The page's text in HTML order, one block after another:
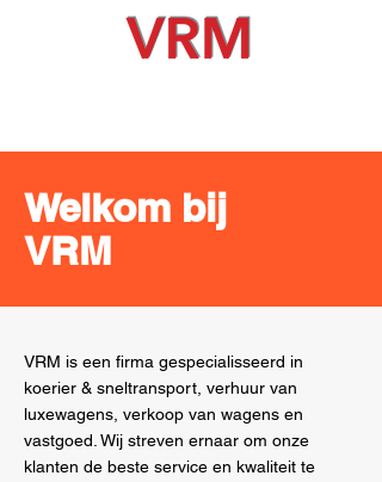
Welkom bij
VRM
VRM is een firma gespecialisseerd in
koerier & sneltransport, verhuur van
luxewagens, verkoop van wagens en
vastgoed. Wij streven ernaar om onze
klanten de beste service en kwaliteit te